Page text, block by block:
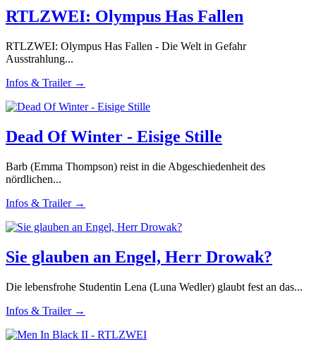
RTLZWEI: Olympus Has Fallen
RTLZWEI: Olympus Has Fallen - Die Welt in Gefahr
Ausstrahlung...
Infos & Trailer →
Dead Of Winter - Eisige Stille
Barb (Emma Thompson) reist in die Abgeschiedenheit des
nördlichen...
Infos & Trailer →
Sie glauben an Engel, Herr Drowak?
Die lebensfrohe Studentin Lena (Luna Wedler) glaubt fest an das...
Infos & Trailer →